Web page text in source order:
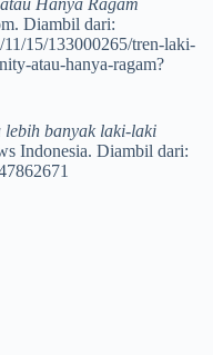
Hanya Ragam
Diambil dari:
15/133000265/tren-laki-
atau-hanya-ragam?
lebih banyak laki-laki
Indonesia. Diambil dari: